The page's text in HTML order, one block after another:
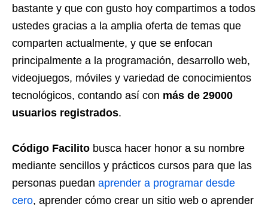
bastante y que con gusto hoy compartimos a todos
ustedes gracias a la amplia oferta de temas que
comparten actualmente, y que se enfocan
principalmente a la programación, desarrollo web,
videojuegos, móviles y variedad de conocimientos
tecnológicos, contando así con más de 29000
usuarios registrados.
Código Facilito busca hacer honor a su nombre
mediante sencillos y prácticos cursos para que las
personas puedan aprender a programar desde
cero, aprender cómo crear un sitio web o aprender